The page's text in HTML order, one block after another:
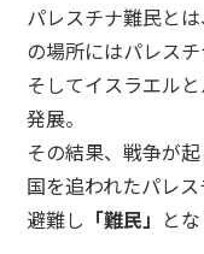
パレスチナ難民と
の場所にはパレスチ
そしてイスラエル
発展。
その結果、戦争が
国を追われたパレ
避難し 「難民」 と